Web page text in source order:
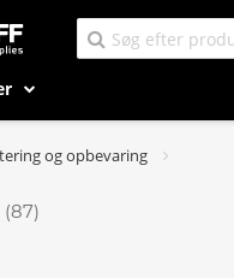
og opbevaring
(87)